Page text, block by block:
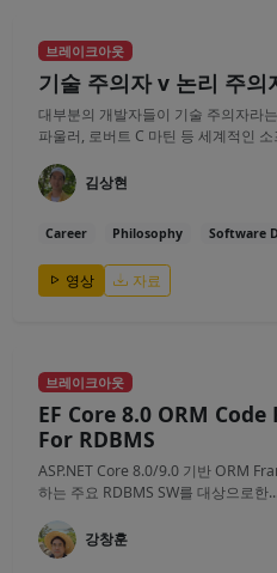
브레이크아웃
기술 주의자 v 논리 주의
대부분의 개발자들이 기술 주의자라
파울러, 로버트 C 마틴 등 세계적인
김상현
Career Philosophy Software
영상 자료
브레이크아웃
EF Core 8.0 ORM
For RDBMS
ASP.NET Core 8.0/9.0 기반 ORM
하는 주요 RDBMS SW를 대상으로한...
강창훈